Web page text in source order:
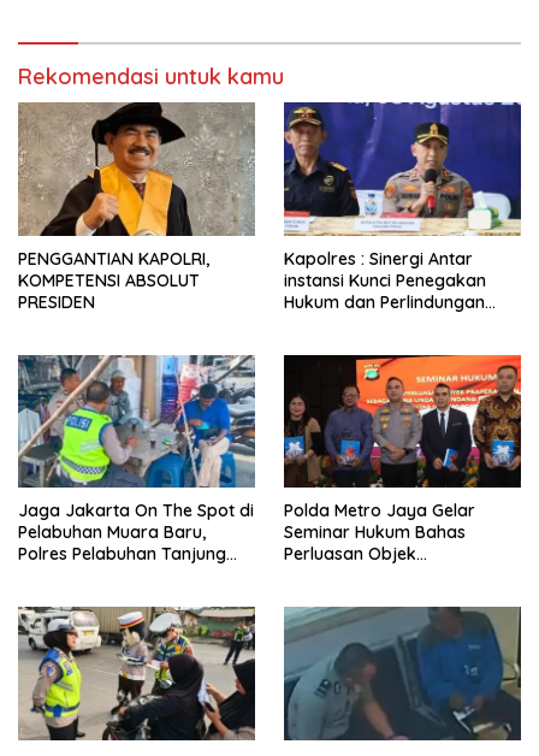
Rekomendasi untuk kamu
PENGGANTIAN KAPOLRI,
KOMPETENSI ABSOLUT
PRESIDEN
Kapolres : Sinergi Antar
instansi Kunci Penegakan
Hukum dan Perlindungan
Penyelundupan Harley-
Davidson Bekas.
Jaga Jakarta On The Spot di
Pelabuhan Muara Baru,
Polres Pelabuhan Tanjung
Masyarakat
Polda Metro Jaya Gelar
Seminar Hukum Bahas
Perluasan Objek